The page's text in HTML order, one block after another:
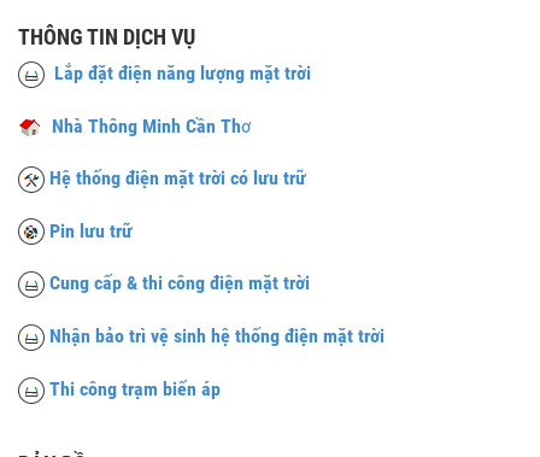
THÔNG TIN DỊCH VỤ
Lắp đặt điện năng lượng mặt trời
Nhà Thông Minh Cần Thơ
Hệ thống điện mặt trời có lưu trữ
Pin lưu trữ
Cung cấp & thi công điện mặt trời
Nhận bảo trì vệ sinh hệ thống điện mặt trời
Thi công trạm biến áp